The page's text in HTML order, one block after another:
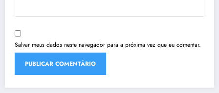
Salvar meus dados neste navegador para a próxima vez que eu comentar.